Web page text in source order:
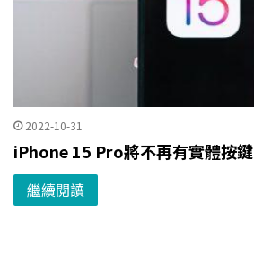
2022-10-31
iPhone 15 Pro將不再有實體按鍵
繼續閱讀